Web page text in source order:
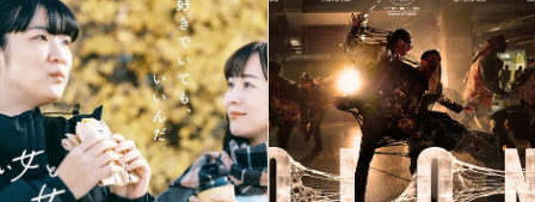
리피데스
« 2026/08 »